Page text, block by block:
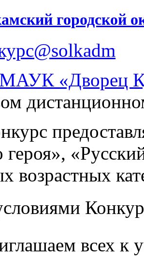
городской
МАУК «Дворец
героя»,
возрастных
всех к